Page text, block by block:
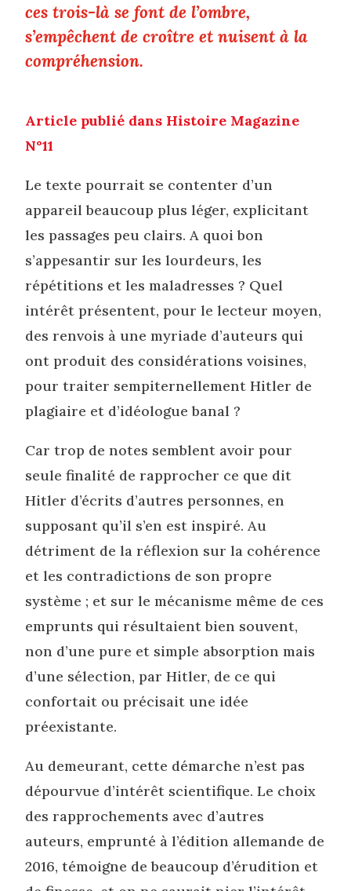
ces trois-là se font de l’ombre,
s’empêchent de croître et nuisent à la
compréhension.
Article publié dans Histoire Magazine
N°11
Le texte pourrait se contenter d’un
appareil beaucoup plus léger, explicitant
les passages peu clairs. A quoi bon
s’appesantir sur les lourdeurs, les
répétitions et les maladresses ? Quel
intérêt présentent, pour le lecteur moyen,
des renvois à une myriade d’auteurs qui
ont produit des considérations voisines,
pour traiter sempiternellement Hitler de
plagiaire et d’idéologue banal ?
Car trop de notes semblent avoir pour
seule finalité de rapprocher ce que dit
Hitler d’écrits d’autres personnes, en
supposant qu’il s’en est inspiré. Au
détriment de la réflexion sur la cohérence
et les contradictions de son propre
système ; et sur le mécanisme même de ces
emprunts qui résultaient bien souvent,
non d’une pure et simple absorption mais
d’une sélection, par Hitler, de ce qui
confortait ou précisait une idée
préexistante.
Au demeurant, cette démarche n’est pas
dépourvue d’intérêt scientifique. Le choix
des rapprochements avec d’autres
auteurs, emprunté à l’édition allemande de
2016, témoigne de beaucoup d’érudition et